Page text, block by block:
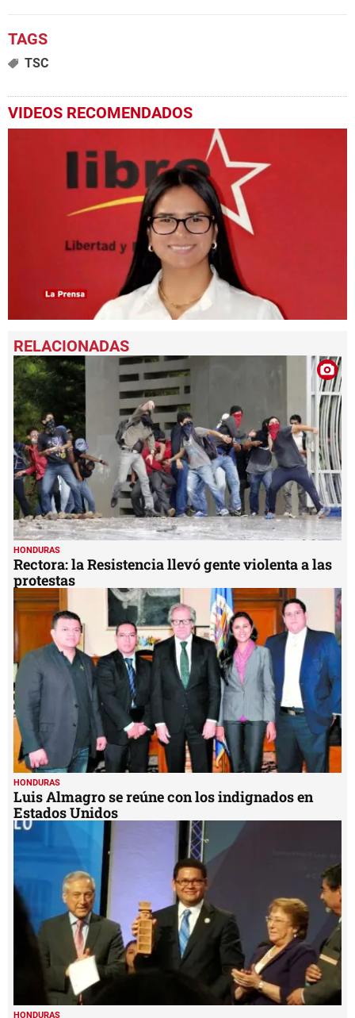
TSC
VIDEOS RECOMENDADOS
seconds
of
1
minute,
4
seconds
HONDURAS
Rectora: la Resistencia llevó gente violenta a las
protestas
HONDURAS
Luis Almagro se reúne con los indignados en
Estados Unidos
HONDURAS